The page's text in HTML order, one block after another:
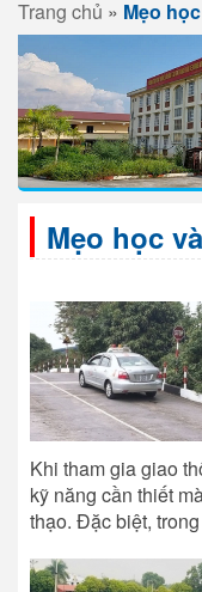
Trang chủ » Mẹo
Mẹo học
Khi tham gia giao
kỹ năng cần thiết
thạo. Đặc biệt,